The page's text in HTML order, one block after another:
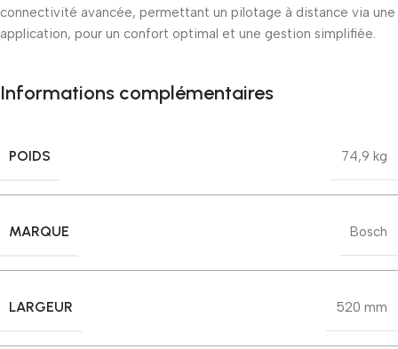
connectivité avancée, permettant un pilotage à distance via une
application, pour un confort optimal et une gestion simplifiée.
Informations complémentaires
POIDS 74,9 kg
MARQUE Bosch
LARGEUR 520 mm